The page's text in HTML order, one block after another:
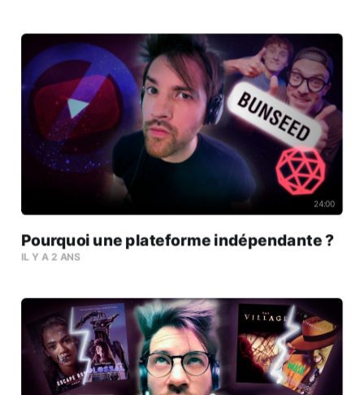
24:00
Pourquoi une plateforme indépendante ?
IL Y A 2 ANS